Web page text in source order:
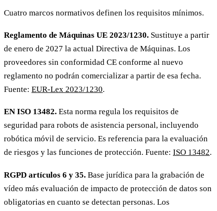
Cuatro marcos normativos definen los requisitos mínimos.
Reglamento de Máquinas UE 2023/1230. Sustituye a partir
de enero de 2027 la actual Directiva de Máquinas. Los
proveedores sin conformidad CE conforme al nuevo
reglamento no podrán comercializar a partir de esa fecha.
Fuente: EUR-Lex 2023/1230.
EN ISO 13482. Esta norma regula los requisitos de
seguridad para robots de asistencia personal, incluyendo
robótica móvil de servicio. Es referencia para la evaluación
de riesgos y las funciones de protección. Fuente: ISO 13482.
RGPD artículos 6 y 35. Base jurídica para la grabación de
vídeo más evaluación de impacto de protección de datos son
obligatorias en cuanto se detectan personas. Los